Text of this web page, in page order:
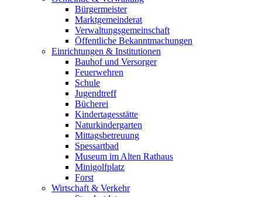
Bürgermeister
Marktgemeinderat
Verwaltungsgemeinschaft
Öffentliche Bekanntmachungen
Einrichtungen & Institutionen
Bauhof und Versorger
Feuerwehren
Schule
Jugendtreff
Bücherei
Kindertagesstätte
Naturkindergarten
Mittagsbetreuung
Spessartbad
Museum im Alten Rathaus
Minigolfplatz
Forst
Wirtschaft & Verkehr